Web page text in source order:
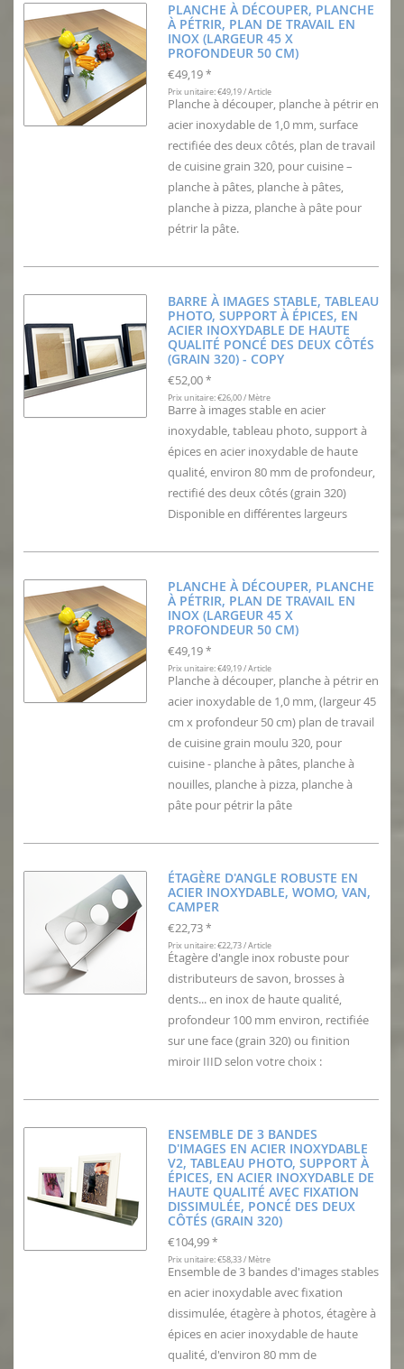
PLANCHE À DÉCOUPER, PLANCHE
À PÉTRIR, PLAN DE TRAVAIL EN
INOX (LARGEUR 45 X
PROFONDEUR 50 CM)
€49,19 *
Prix unitaire: €49,19 / Article
Planche à découper, planche à pétrir en
acier inoxydable de 1,0 mm, surface
rectifiée des deux côtés, plan de travail
de cuisine grain 320, pour cuisine –
planche à pâtes, planche à pâtes,
planche à pizza, planche à pâte pour
pétrir la pâte.
BARRE À IMAGES STABLE, TABLEAU
PHOTO, SUPPORT À ÉPICES, EN
ACIER INOXYDABLE DE HAUTE
QUALITÉ PONCÉ DES DEUX CÔTÉS
(GRAIN 320) - COPY
€52,00 *
Prix unitaire: €26,00 / Mètre
Barre à images stable en acier
inoxydable, tableau photo, support à
épices en acier inoxydable de haute
qualité, environ 80 mm de profondeur,
rectifié des deux côtés (grain 320)
Disponible en différentes largeurs
PLANCHE À DÉCOUPER, PLANCHE
À PÉTRIR, PLAN DE TRAVAIL EN
INOX (LARGEUR 45 X
PROFONDEUR 50 CM)
€49,19 *
Prix unitaire: €49,19 / Article
Planche à découper, planche à pétrir en
acier inoxydable de 1,0 mm, (largeur 45
cm x profondeur 50 cm) plan de travail
de cuisine grain moulu 320, pour
cuisine - planche à pâtes, planche à
nouilles, planche à pizza, planche à
pâte pour pétrir la pâte
ÉTAGÈRE D'ANGLE ROBUSTE EN
ACIER INOXYDABLE, WOMO, VAN,
CAMPER
€22,73 *
Prix unitaire: €22,73 / Article
Étagère d'angle inox robuste pour
distributeurs de savon, brosses à
dents... en inox de haute qualité,
profondeur 100 mm environ, rectifiée
sur une face (grain 320) ou finition
miroir IIID selon votre choix :
ENSEMBLE DE 3 BANDES
D'IMAGES EN ACIER INOXYDABLE
V2, TABLEAU PHOTO, SUPPORT À
ÉPICES, EN ACIER INOXYDABLE DE
HAUTE QUALITÉ AVEC FIXATION
DISSIMULÉE, PONCÉ DES DEUX
CÔTÉS (GRAIN 320)
€104,99 *
Prix unitaire: €58,33 / Mètre
Ensemble de 3 bandes d'images stables
en acier inoxydable avec fixation
dissimulée, étagère à photos, étagère à
épices en acier inoxydable de haute
qualité, d'environ 80 mm de